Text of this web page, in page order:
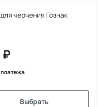
черчения Гознак
платежа
Выбрать